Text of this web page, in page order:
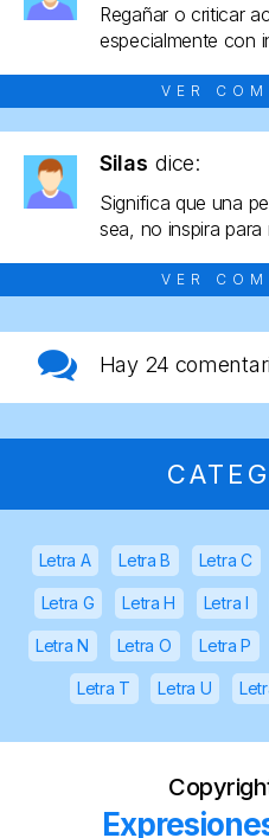
Regañar o criticar
especialmente con
VER
Silas dice:
Significa que una
sea, no inspira
VER
Hay 24
Letra A Letra B Letra C
Letra G Letra H Letra I
Letra N Letra O Letra P
Letra T Letra U